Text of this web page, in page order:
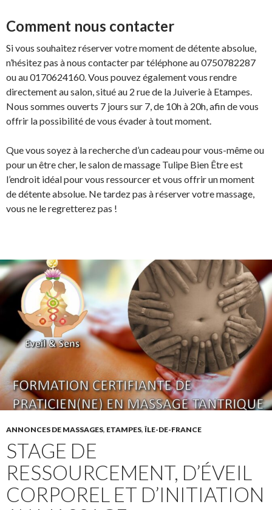
Comment nous contacter
Si vous souhaitez réserver votre moment de détente absolue,
n’hésitez pas à nous contacter par téléphone au 0750782287
ou au 0170624160. Vous pouvez également vous rendre
directement au salon, situé au 2 rue de la Juiverie à Etampes.
Nous sommes ouverts 7 jours sur 7, de 10h à 20h, afin de vous
offrir la possibilité de vous évader à tout moment.
Que vous soyez à la recherche d’un cadeau pour vous-même ou
pour un être cher, le salon de massage Tulipe Bien Être est
l’endroit idéal pour vous ressourcer et vous offrir un moment
de détente absolue. Ne tardez pas à réserver votre massage,
vous ne le regretterez pas !
ANNONCES DE MASSAGES, ETAMPES, ÎLE-DE-FRANCE
STAGE DE
RESSOURCEMENT, D’ÉVEIL
CORPOREL ET D’INITIATION